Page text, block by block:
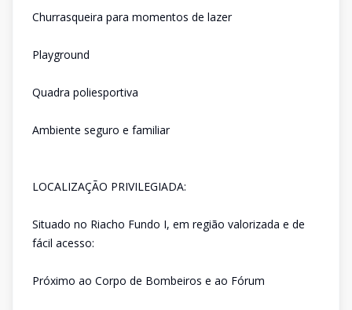
Churrasqueira para momentos de lazer
Playground
Quadra poliesportiva
Ambiente seguro e familiar
LOCALIZAÇÃO PRIVILEGIADA:
Situado no Riacho Fundo I, em região valorizada e de
fácil acesso:
Próximo ao Corpo de Bombeiros e ao Fórum